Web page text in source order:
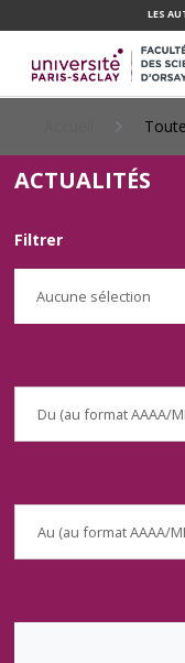
CONTENU
PRINCIPAL
LES
ACTUALITÉS
Filtrer
Aucune sélection